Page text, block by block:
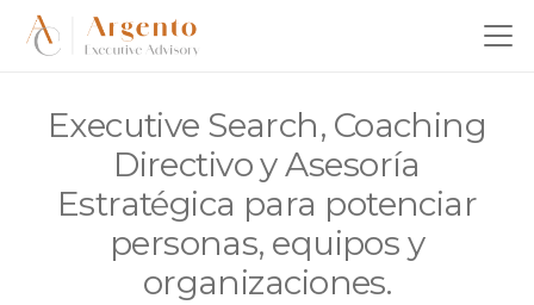
Executive Search, Coaching
Directivo y Asesoría
Estratégica para potenciar
personas, equipos y
organizaciones.